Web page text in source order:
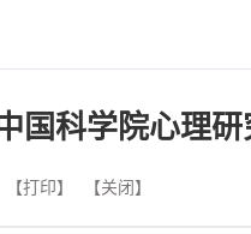
国科学院心理
【打印】 【关闭】